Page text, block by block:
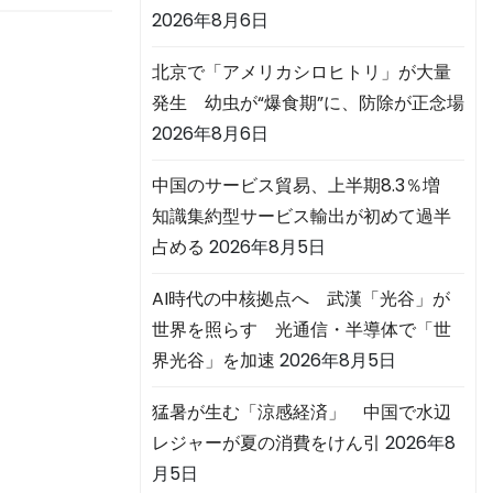
2026年8月6日
北京で「アメリカシロヒトリ」が大量
発生 幼虫が“爆食期”に、防除が正念場
2026年8月6日
中国のサービス貿易、上半期8.3％増
知識集約型サービス輸出が初めて過半
占める 2026年8月5日
AI時代の中核拠点へ 武漢「光谷」が
世界を照らす 光通信・半導体で「世
界光谷」を加速 2026年8月5日
猛暑が生む「涼感経済」 中国で水辺
レジャーが夏の消費をけん引 2026年8
月5日